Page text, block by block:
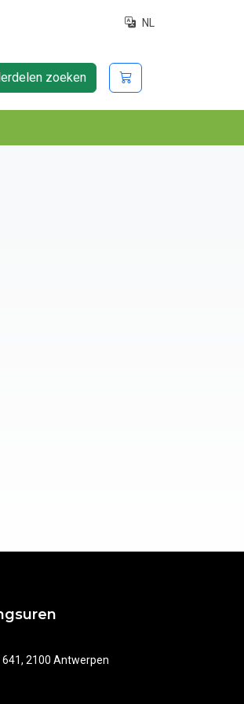
NL
zoeken
2100 Antwerpen